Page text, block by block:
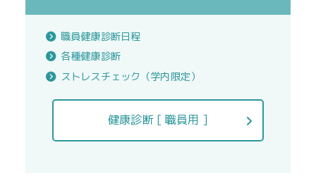
職員健康診断日程
各種健康診断
ストレスチェック（学内限定）
健康診断 [ 職員用 ]